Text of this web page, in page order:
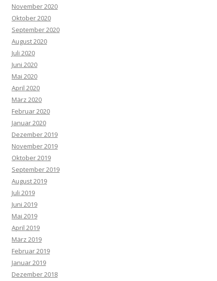
November 2020
Oktober 2020
September 2020
August 2020
Juli 2020
Juni 2020
Mai 2020
April 2020
März 2020
Februar 2020
Januar 2020
Dezember 2019
November 2019
Oktober 2019
September 2019
August 2019
Juli 2019
Juni 2019
Mai 2019
April 2019
März 2019
Februar 2019
Januar 2019
Dezember 2018